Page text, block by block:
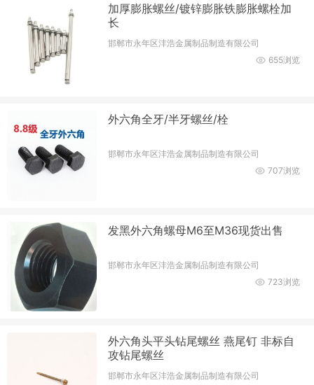
加厚膨胀螺丝/镀锌膨胀铁膨胀螺栓加
长
邯郸市永年区沣浩金属制品制造有限公司
655浏览
外六角全牙/半牙螺丝/栓
邯郸市永年区沣浩金属制品制造有限公司
707浏览
发黑外六角螺母M6至M36现货出售
邯郸市永年区沣浩金属制品制造有限公司
723浏览
外六角头平头钻尾螺丝 燕尾钉 非标自
攻钻尾螺丝
邯郸市永年区沣浩金属制品制造有限公司